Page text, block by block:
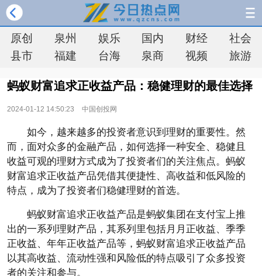
原创 泉州 娱乐 国内 财经
社会
县市
福建 台海 泉商 视频 旅游
蚂蚁财富追求正收益产品：稳健理财的最佳选择
2024-01-12 14:50:23 中国创投网
如今，越来越多的投资者意识到理财的重要性。然
而，面对众多的金融产品，如何选择一种安全、稳健且
收益可观的理财方式成为了投资者们的关注焦点。蚂蚁
财富追求正收益产品凭借其便捷性、高收益和低风险的
特点，成为了投资者们稳健理财的首选。
蚂蚁财富追求正收益产品是蚂蚁集团在支付宝上推
出的一系列理财产品，其系列里包括月月正收益、季季
正收益、年年正收益产品等，蚂蚁财富追求正收益产品
以其高收益、流动性强和风险低的特点吸引了众多投资
者的关注和参与。